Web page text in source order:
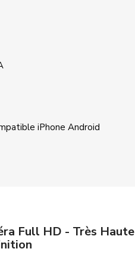
iPhone Android
Full HD - Très Haute